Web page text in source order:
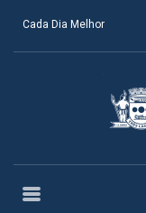
Cada Dia Melhor